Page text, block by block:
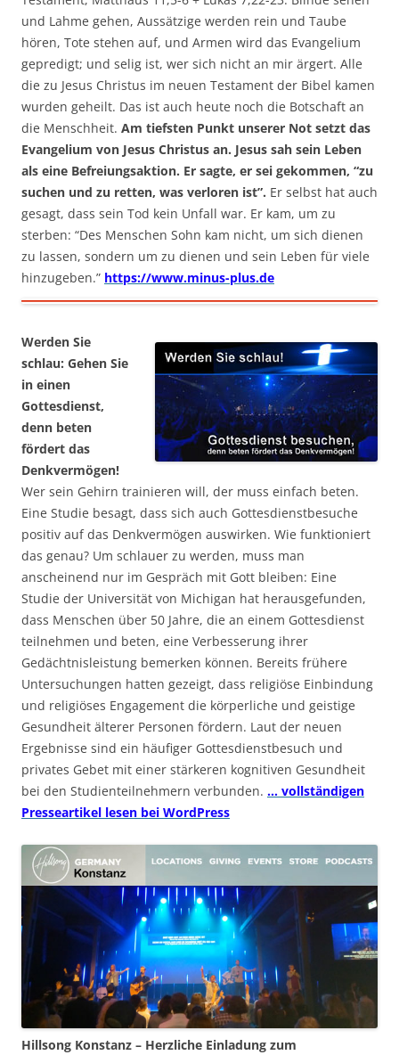
und Lahme gehen, Aussätzige werden rein und Taube
hören, Tote stehen auf, und Armen wird das Evangelium
gepredigt; und selig ist, wer sich nicht an mir ärgert. Alle
die zu Jesus Christus im neuen Testament der Bibel kamen
wurden geheilt. Das ist auch heute noch die Botschaft an
die Menschheit. Am tiefsten Punkt unserer Not setzt das
Evangelium von Jesus Christus an. Jesus sah sein Leben
als eine Befreiungsaktion. Er sagte, er sei gekommen, “zu
suchen und zu retten, was verloren ist”. Er selbst hat auch
gesagt, dass sein Tod kein Unfall war. Er kam, um zu
sterben: “Des Menschen Sohn kam nicht, um sich dienen
zu lassen, sondern um zu dienen und sein Leben für viele
hinzugeben.” https://www.minus-plus.de
Werden Sie
schlau: Gehen Sie
in einen
Gottesdienst,
denn beten
fördert das
Denkvermögen!
Wer sein Gehirn trainieren will, der muss einfach beten.
Eine Studie besagt, dass sich auch Gottesdienstbesuche
positiv auf das Denkvermögen auswirken. Wie funktioniert
das genau? Um schlauer zu werden, muss man
anscheinend nur im Gespräch mit Gott bleiben: Eine
Studie der Universität von Michigan hat herausgefunden,
dass Menschen über 50 Jahre, die an einem Gottesdienst
teilnehmen und beten, eine Verbesserung ihrer
Gedächtnisleistung bemerken können. Bereits frühere
Untersuchungen hatten gezeigt, dass religiöse Einbindung
und religiöses Engagement die körperliche und geistige
Gesundheit älterer Personen fördern. Laut der neuen
Ergebnisse sind ein häufiger Gottesdienstbesuch und
privates Gebet mit einer stärkeren kognitiven Gesundheit
bei den Studienteilnehmern verbunden. … vollständigen
Presseartikel lesen bei WordPress
Hillsong Konstanz – Herzliche Einladung zum